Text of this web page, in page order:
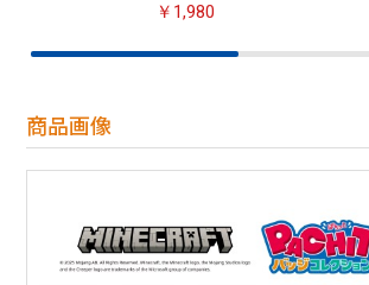
￥1,980
商品画像